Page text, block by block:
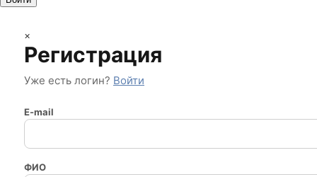
×
Регистрация
Уже есть логин? Войти
E-mail
ФИО